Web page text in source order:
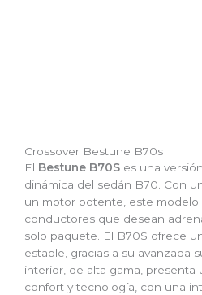
Crossover Bestune B70s
El Bestune B70S es una
dinámica del sedán B70. Con
un motor potente, este modelo
conductores que desean
solo paquete. El B70S ofrece
estable, gracias a su avanzada
interior, de alta gama, presenta
confort y tecnología, con una